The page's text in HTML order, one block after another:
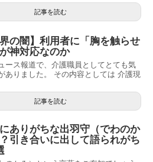
記事を読む
界の闇】利用者に「胸を触らせ
神対応なのか
ース報道で、介護職員としてとても気
ありました。 その内容としては 介護現
記事を読む
ありがちな出羽守（でわのか
引き合いに出して語られがち